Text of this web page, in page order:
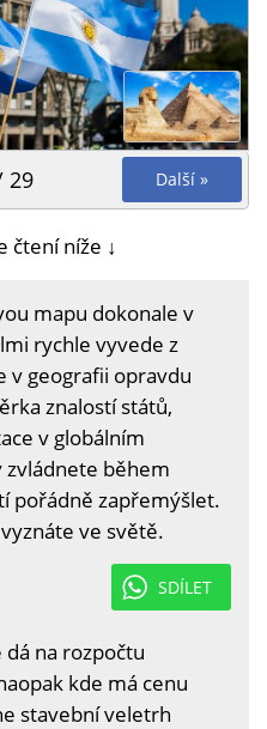
Další »
29
čtení níže ↓
mapu dokonale v
rychle vyvede z
v geografii opravdu
znalostí států,
v globálním
během
pořádně zapřemýšlet.
ve světě.
SDÍLET
na rozpočtu
kde má cenu
stavební veletrh